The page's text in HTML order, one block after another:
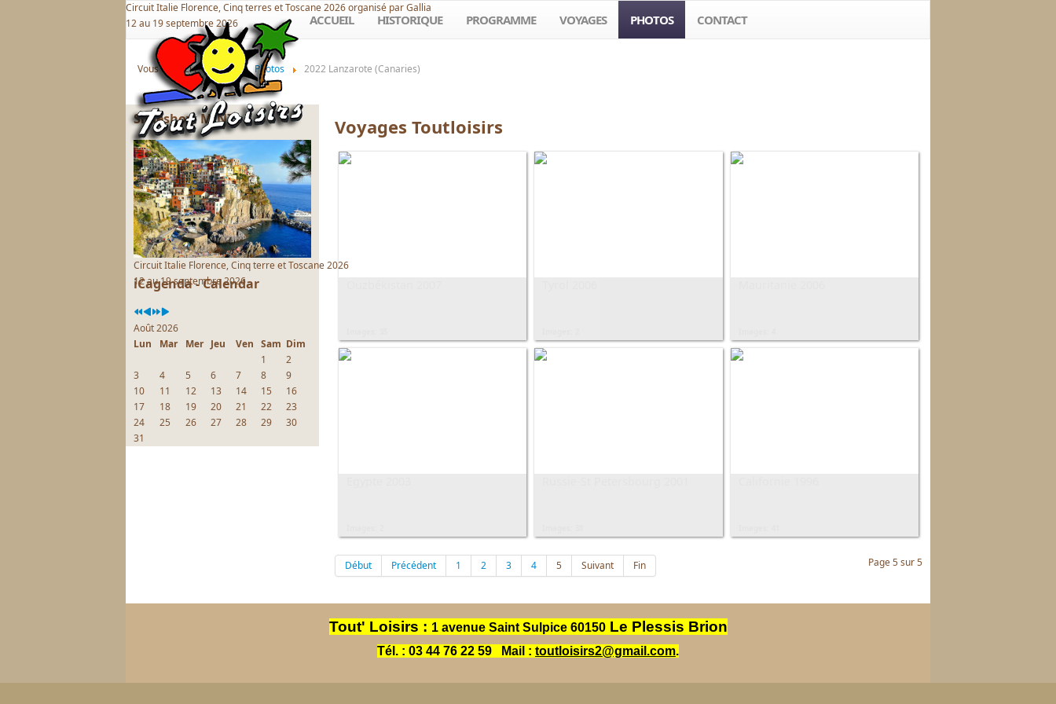
Circuit Italie Florence, Cinq terres et Toscane 2026 organisé par Gallia
12 au 19 septembre 2026
ACCUEIL HISTORIQUE PROGRAMME VOYAGES PHOTOS CONTACT
Vous êtes ici :Accueil Photos 2022 Lanzarote (Canaries)
Slideshow MINI
Circuit Italie Florence, Cinq terre et Toscane 2026
12 au 19 septembre 2026
iCagenda - Calendar
précédente
précédent
suivante
suivant
Août 2026
Lun
Mar Mer Jeu Ven Sam Dim
1
2
3
4 5 6 7 8
9
10
11 12 13 14 15
16
17
18 19 20 21 22
23
24
25 26 27 28 29
30
31
Voyages Toutloisirs
Page 5 sur 5
Début Précédent 1 2 3 4 5 Suivant Fin
Tout' Loisirs : 1 avenue Saint Sulpice 60150Le Plessis Brion
Tél. : 03 44 76 22 59 Mail : toutloisirs2@gmail.com.